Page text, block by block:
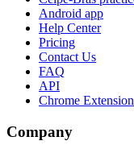
Android app
Help Center
Pricing
Contact Us
FAQ
API
Chrome Extension
Company